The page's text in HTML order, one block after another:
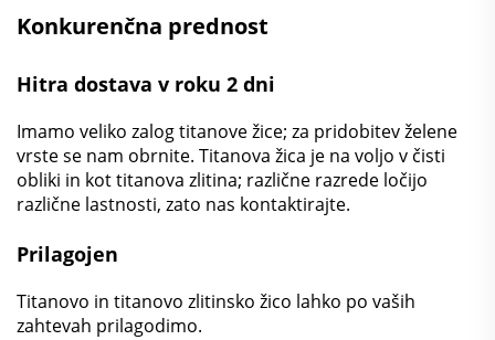
Konkurenčna prednost
Hitra dostava v roku 2 dni
Imamo veliko zalog titanove žice; za pridobitev želene
vrste se nam obrnite. Titanova žica je na voljo v čisti
obliki in kot titanova zlitina; različne razrede ločijo
različne lastnosti, zato nas kontaktirajte.
Prilagojen
Titanovo in titanovo zlitinsko žico lahko po vaših
zahtevah prilagodimo.